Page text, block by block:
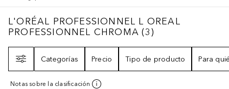
L'ORÉAL PROFESSIONNEL L OREAL
L'ORÉAL PROFESSIONNEL L OREAL
PROFESSIONNEL CHROMA (3)
Categorías
Precio Tipo de producto Para
Notas sobre la clasificación